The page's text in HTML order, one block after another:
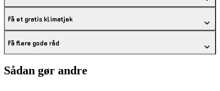
Få et gratis klimatjek
Få flere gode råd
Sådan gør andre